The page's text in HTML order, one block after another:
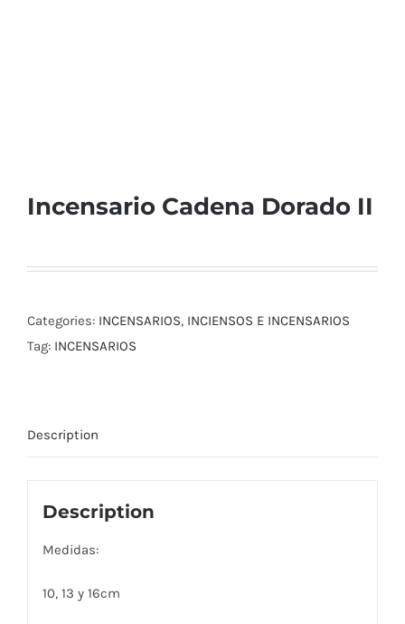
Incensario Cadena Dorado II
Categories: INCENSARIOS, INCIENSOS E INCENSARIOS
Tag: INCENSARIOS
Description
Description
Medidas:
10, 13 y 16cm